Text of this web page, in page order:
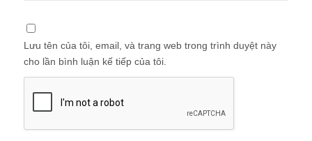
Lưu tên của tôi, email, và trang web trong trình duyệt này
cho lần bình luận kế tiếp của tôi.